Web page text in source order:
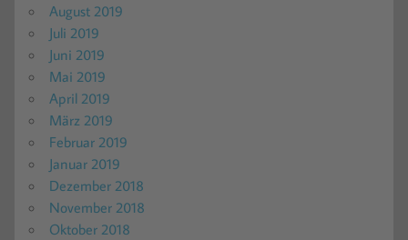
August 2019
Juli 2019
Juni 2019
Mai 2019
April 2019
März 2019
Februar 2019
Januar 2019
Dezember 2018
November 2018
Oktober 2018